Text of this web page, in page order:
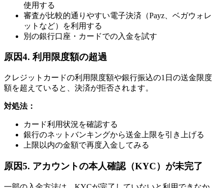
使用する
審査が比較的通りやすい電子決済（Payz、ベガウォレ
ットなど）を利用する
別の銀行口座・カードでの入金を試す
原因4. 利用限度額の超過
クレジットカードの利用限度額や銀行振込の1日の送金限度
額を超えていると、決済が拒否されます。
対処法：
カード利用状況を確認する
銀行のネットバンキングから送金上限を引き上げる
上限以内の金額で再度入金してみる
原因5. アカウントの本人確認（KYC）が未完了